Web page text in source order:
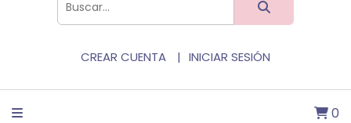
CREAR CUENTA INICIAR SESIÓN
0